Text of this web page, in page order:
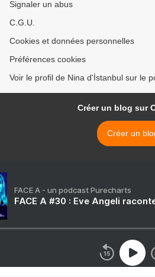
Signaler un abus
C.G.U.
Cookies et données personnelles
Préférences cookies
Voir le profil de Nina d'İstanbul sur le
Créer un blog sur
Créer un
FACE A - un podcast Purecharts
FACE A #30 : Eve Angeli